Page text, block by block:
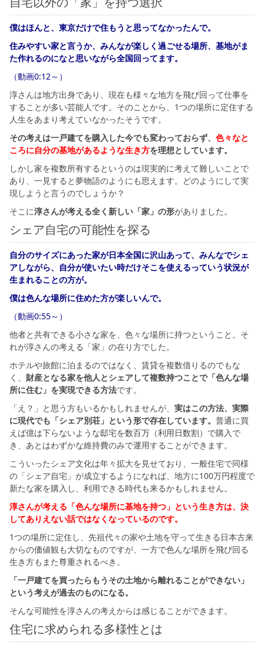
僕はほんと、東京だけで住もうと思ってなかったんで。
住みやすい家と言うか、みんなが楽しく過ごせる場所、基地がま
た作れるのになと思いながら全国回ってます。
（動画0:12～）
淳さんは地方出身であり、現在も様々な地方を飛び回って仕事を
することが多い芸能人です。そのことから、1つの場所に定住する
人生をあまり考えていなかったそうです。
その考えは一戸建てを購入した今でも変わっておらず、 色々なと
ころに自分の基地があるような生き方を理想としています。
しかし家を複数所有するというのは現実的に考えて難しいことで
あり、一見すると夢物語のようにも思えます。どのようにして実
現しようと言うのでしょうか？
そこに淳さんが考える全く新しい「家」の形がありました。
シェア自宅の可能性を探る
自分のサイズにあった家が日本全国に沢山あって、みんなでシェ
アしながら、自分が使いたい時だけそこを使えるっていう状況が
生まれることの方が。
僕は色んな場所に住めた方が楽しいんで。
（動画0:55～）
他者と共有できる小さな家を、色々な場所に持つということ。そ
れが淳さんの考える「家」の在り方でした。
ホテルや旅館に泊まるのではなく、賃貸を複数借りるのでもな
く、 財産となる家を他人とシェアして複数持つことで「色んな場
所に住む」を実現できる方法です。
「え？」と思う方もいるかもしれませんが、 実はこの方法、実際
に現代でも「シェア別荘」という形で存在しています。 普通に買
えば億は下らないような邸宅を数百万（利用日数割）で購入で
き、あとはわずかな維持費のみで運用することができます。
こういったシェア文化は年々拡大を見せており、一般住宅で同様
の「シェア自宅」が成立するようになれば、地方に100万円程度で
新たな家を購入し、利用できる時代も来るかもしれません。
淳さんが考える「色んな場所に基地を持つ」という生き方は、決
してありえない話ではなくなっているのです。
1つの場所に定住し、先祖代々の家や土地を守って生きる日本古来
からの価値観も大切なものですが、一方で色んな場所を飛び回る
生き方もまた尊重されるべき。
「一戸建てを買ったらもうその土地から離れることができない」
という考えが過去のものになる。
そんな可能性を淳さんの考えからは感じることができます。
住宅に求められる多様性とは